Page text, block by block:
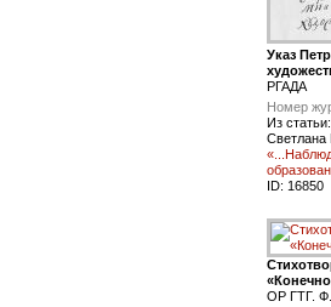
Указ
РГАДА
Номер
Из статьи:
Светлана
ID: 16850
ОР ГТГ.